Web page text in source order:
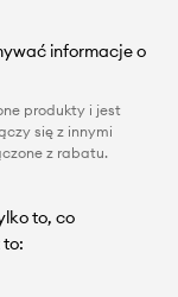
informacje o
produkty i jest
się z innymi
z rabatu.
to, co